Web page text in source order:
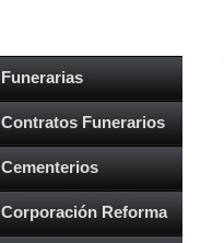
Funerarias
Contratos Funerarios
Cementerios
Corporación Reforma